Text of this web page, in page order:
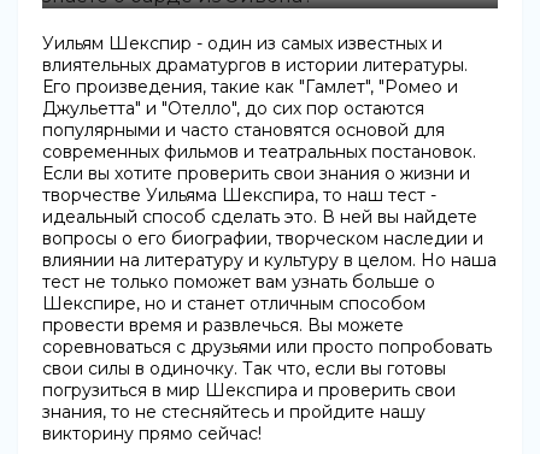
Уильям Шекспир - один из самых известных и
влиятельных драматургов в истории литературы.
Его произведения, такие как "Гамлет", "Ромео и
Джульетта" и "Отелло", до сих пор остаются
популярными и часто становятся основой для
современных фильмов и театральных постановок.
Если вы хотите проверить свои знания о жизни и
творчестве Уильяма Шекспира, то наш тест -
идеальный способ сделать это. В ней вы найдете
вопросы о его биографии, творческом наследии и
влиянии на литературу и культуру в целом. Но наша
тест не только поможет вам узнать больше о
Шекспире, но и станет отличным способом
провести время и развлечься. Вы можете
соревноваться с друзьями или просто попробовать
свои силы в одиночку. Так что, если вы готовы
погрузиться в мир Шекспира и проверить свои
знания, то не стесняйтесь и пройдите нашу
викторину прямо сейчас!